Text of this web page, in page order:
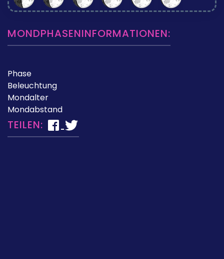
MONDPHASENINFORMATIONEN:
Phase
Beleuchtung
Mondalter
Mondabstand
TEILEN: